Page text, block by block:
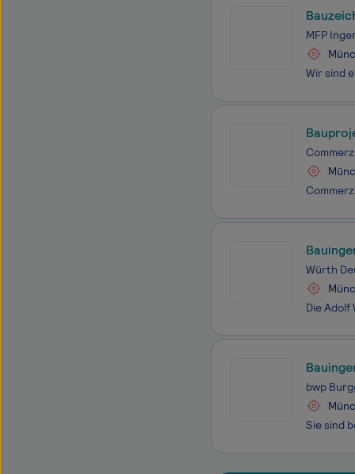
MFP
Würth
bwp